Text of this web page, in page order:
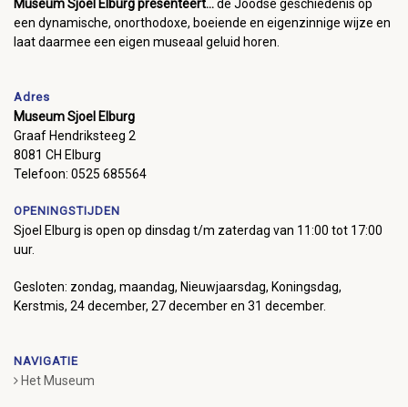
Museum Sjoel Elburg presenteert...de Joodse geschiedenis op
een dynamische, onorthodoxe, boeiende en eigenzinnige wijze en
laat daarmee een eigen museaal geluid horen.
Adres
Museum Sjoel Elburg
Graaf Hendriksteeg 2
8081 CH Elburg
Telefoon: 0525 685564
OPENINGSTIJDEN
Sjoel Elburg is open op dinsdag t/m zaterdag van 11:00 tot 17:00
uur.
Gesloten: zondag, maandag, Nieuwjaarsdag, Koningsdag,
Kerstmis, 24 december, 27 december en 31 december.
NAVIGATIE
Het Museum